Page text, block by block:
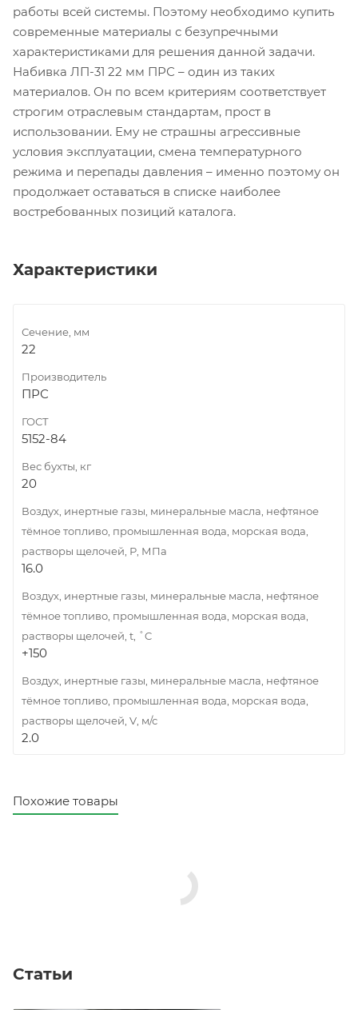
работы всей системы. Поэтому необходимо купить
современные материалы с безупречными
характеристиками для решения данной задачи.
Набивка ЛП-31 22 мм ПРС – один из таких
материалов. Он по всем критериям соответствует
строгим отраслевым стандартам, прост в
использовании. Ему не страшны агрессивные
условия эксплуатации, смена температурного
режима и перепады давления – именно поэтому он
продолжает оставаться в списке наиболее
востребованных позиций каталога.
Характеристики
Сечение, мм
22
Производитель
ПРС
ГОСТ
5152-84
Вес бухты, кг
20
Воздух, инертные газы, минеральные масла, нефтяное
тёмное топливо, промышленная вода, морская вода,
растворы щелочей, Р, МПа
16.0
Воздух, инертные газы, минеральные масла, нефтяное
тёмное топливо, промышленная вода, морская вода,
растворы щелочей, t, ˚C
+150
Воздух, инертные газы, минеральные масла, нефтяное
тёмное топливо, промышленная вода, морская вода,
растворы щелочей, V, м/с
2.0
Похожие товары
Статьи